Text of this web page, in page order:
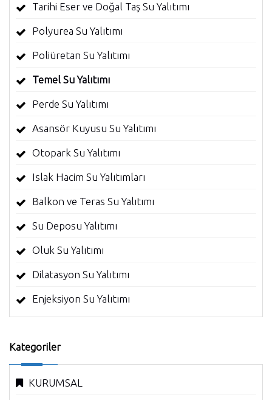
Tarihi Eser ve Doğal Taş Su Yalıtımı
Polyurea Su Yalıtımı
Poliüretan Su Yalıtımı
Temel Su Yalıtımı
Perde Su Yalıtımı
Asansör Kuyusu Su Yalıtımı
Otopark Su Yalıtımı
Islak Hacim Su Yalıtımları
Balkon ve Teras Su Yalıtımı
Su Deposu Yalıtımı
Oluk Su Yalıtımı
Dilatasyon Su Yalıtımı
Enjeksiyon Su Yalıtımı
Kategoriler
KURUMSAL